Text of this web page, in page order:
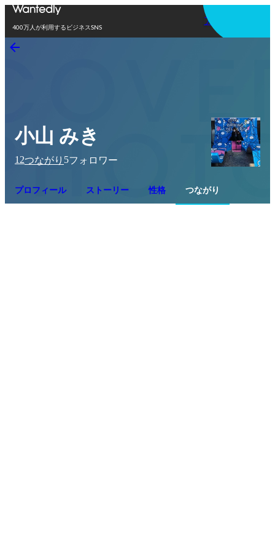
400万人が利用するビジネスSNS
アプリを使う
小山 みき
12つながり 5フォロワー
プロフィール ストーリー 性格 つながり